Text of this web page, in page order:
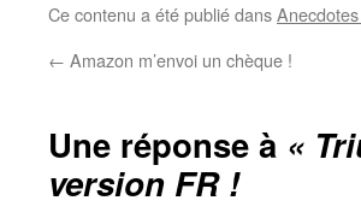
Ce contenu a été publié dans
← Amazon m’envoi un chèque !
Une réponse à «
version FR !